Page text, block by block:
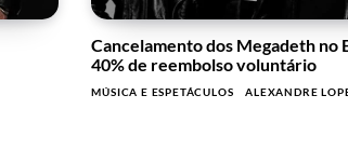
Cancelamento dos Megadeth no
40% de reembolso voluntário
MÚSICA E ESPETÁCULOS ALEXANDRE